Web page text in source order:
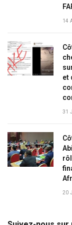
14
et
31
20